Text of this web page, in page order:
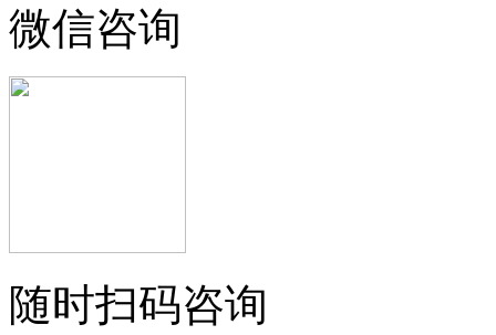
微信咨询
随时扫码咨询